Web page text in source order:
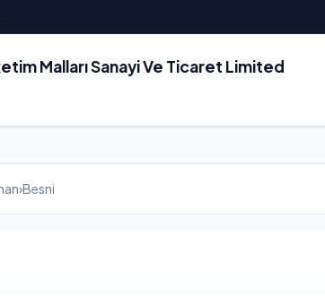
Malları Sanayi Ve Ticaret Limited
›Besni